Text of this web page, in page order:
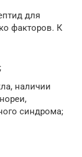
для
факторов. К
наличии
синдрома;